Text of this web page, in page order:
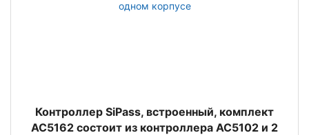
Контроллер SiPass, встроенный, комплект
AC5162 состоит из контроллера AC5102 и 2